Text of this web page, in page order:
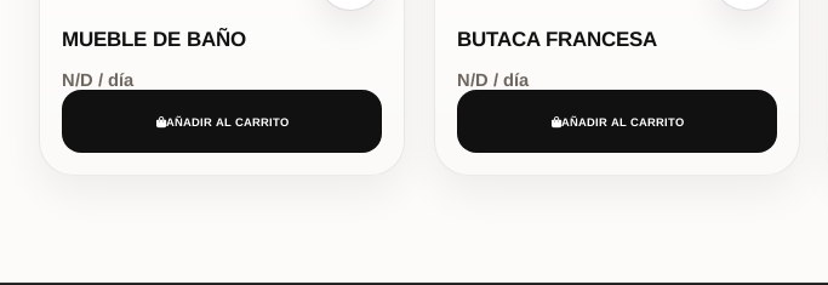
MUEBLE DE BAÑO
N/D / día
AÑADIR AL CARRITO
BUTACA FRANCESA
N/D / día
AÑADIR AL CARRITO